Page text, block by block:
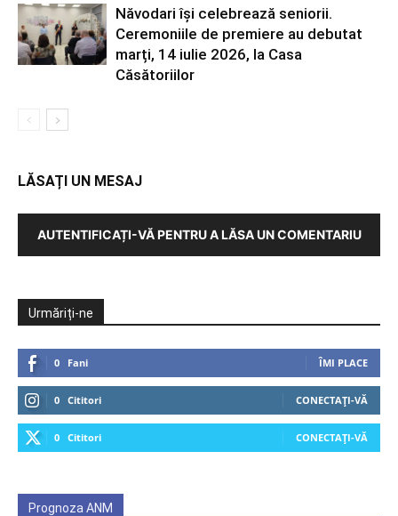
Năvodari își celebrează seniorii.
Ceremoniile de premiere au debutat
marți, 14 iulie 2026, la Casa
Căsătoriilor
LĂSAȚI UN MESAJ
AUTENTIFICAȚI-VĂ PENTRU A LĂSA UN COMENTARIU
Urmăriți-ne
0 Fani ÎMI PLACE
0 Cititori CONECTAȚI-VĂ
0 Cititori CONECTAȚI-VĂ
Prognoza ANM